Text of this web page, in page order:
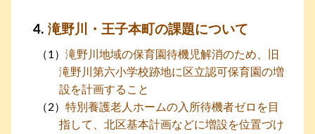
滝野川・王子本町の課題について
滝野川地域の保育園待機児解消のため、旧
滝野川第六小学校跡地に区立認可保育園の増
設を計画すること
特別養護老人ホームの入所待機者ゼロを目
指して、北区基本計画などに増設を位置づけ